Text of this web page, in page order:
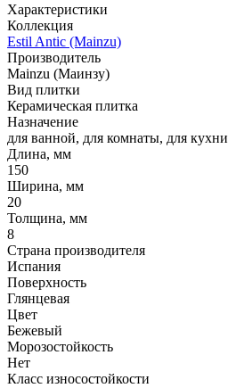
Характеристики
Коллекция
Estil Antic (Mainzu)
Производитель
Mainzu (Маинзу)
Вид плитки
Керамическая плитка
Назначение
для ванной, для комнаты, для кухни
Длина, мм
150
Ширина, мм
20
Толщина, мм
8
Страна производителя
Испания
Поверхность
Глянцевая
Цвет
Бежевый
Морозостойкость
Нет
Класс износостойкости